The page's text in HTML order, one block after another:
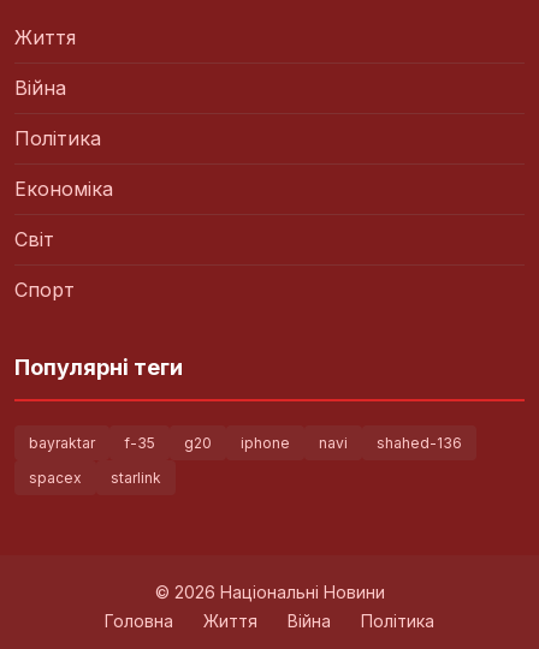
Життя
Війна
Політика
Економіка
Світ
Спорт
Популярні теги
bayraktar f-35 g20 iphone navi
shahed-136
spacex
starlink
© 2026 Національні Новини
Головна
Життя Війна Політика